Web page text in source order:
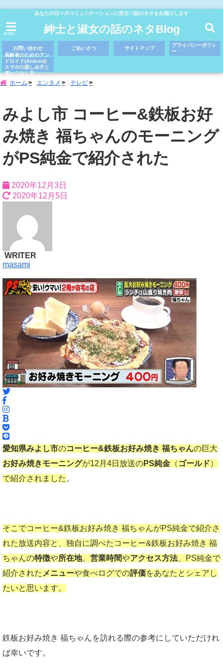
あなたの日々のコミュニケーションに役立つ話のネタをお届けします
menu 紳士と淑女の話のネタBlog
お問い合わせ ごあいさつ サイトマップ
プライバシーポリシ
ー
高齢者のためのアン
ドロイド(Android)
スマホの楽しみ方と
使いこなし方
ホーム エンタメ テレビ
みよし市 コーヒー&鉄板お好
み焼き 福ちゃんのモーニング
がPS純金で紹介された
2020年12月3日
2020年12月5日
WRITER
masami
愛知県みよし市のコーヒー&鉄板お好み焼き 福ちゃんの巨大
お好み焼きモーニングが12月4日放送のPS純金 （ ゴールド）
で紹介されました。
そこでコーヒー&鉄板お好み焼き 福ちゃんがPS純金で紹介さ
れた放送内容と、独自に調べたコーヒー&鉄板お好み焼き 福
ちゃんの特徴や所在地、 営業時間やアクセス方法、PS純金で
紹介されたメニューや食べログでの評価をあなたとシェアし
たいと思います。
鉄板お好み焼き 福ちゃんを訪れる際の参考にしていただけれ
ば幸いです。